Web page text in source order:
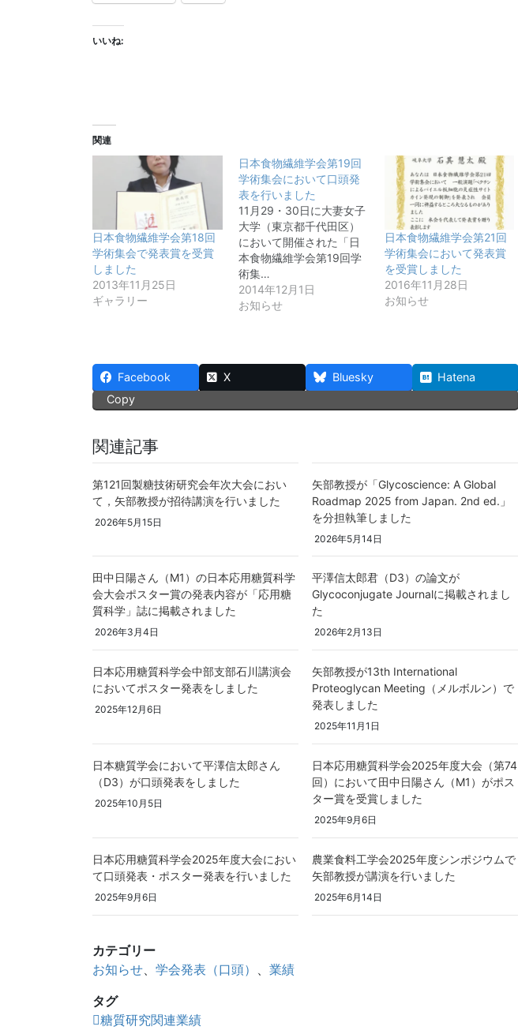
いいね:
関連
日本食物繊維学会第18回
学術集会で発表賞を受賞
しました
2013年11月25日
ギャラリー
日本食物繊維学会第19回
学術集会において口頭発
表を行いました
11月29・30日に大妻女子
大学（東京都千代田区）
において開催された「日
本食物繊維学会第19回学
術集…
2014年12月1日
お知らせ
日本食物繊維学会第21回
学術集会において発表賞
を受賞しました
2016年11月28日
お知らせ
Facebook X Bluesky
Hatena
Copy
関連記事
第121回製糖技術研究会年次大会におい
て，矢部教授が招待講演を行いました
2026年5月15日
矢部教授が「Glycoscience: A Global
Roadmap 2025 from Japan. 2nd ed.」
を分担執筆しました
2026年5月14日
田中日陽さん（M1）の日本応用糖質科学
会大会ポスター賞の発表内容が「応用糖
質科学」誌に掲載されました
2026年3月4日
平澤信太郎君（D3）の論文が
Glycoconjugate Journalに掲載されまし
た
2026年2月13日
日本応用糖質科学会中部支部石川講演会
においてポスター発表をしました
2025年12月6日
矢部教授が13th International
Proteoglycan Meeting（メルボルン）で
発表しました
2025年11月1日
日本糖質学会において平澤信太郎さん
（D3）が口頭発表をしました
2025年10月5日
日本応用糖質科学会2025年度大会（第74
回）において田中日陽さん（M1）がポス
ター賞を受賞しました
2025年9月6日
日本応用糖質科学会2025年度大会におい
て口頭発表・ポスター発表を行いました
2025年9月6日
農業食料工学会2025年度シンポジウムで
矢部教授が講演を行いました
2025年6月14日
カテゴリー
お知らせ
学会発表（口頭）
業績
タグ
糖質研究関連業績